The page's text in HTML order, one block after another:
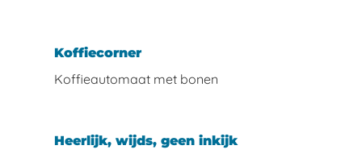
Koffiecorner
Koffieautomaat met bonen
Heerlijk, wijds, geen inkijk